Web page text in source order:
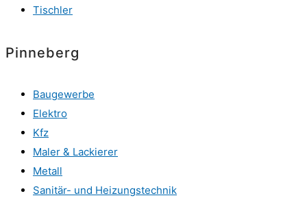
Tischler
Pinneberg
Baugewerbe
Elektro
Kfz
Maler & Lackierer
Metall
Sanitär- und Heizungstechnik